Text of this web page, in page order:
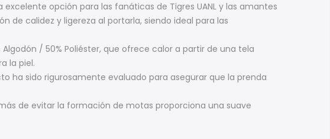
excelente opción para las fanáticas de Tigres UANL y las amantes
de calidez y ligereza al portarla, siendo ideal para las
/ 50% Poliéster, que ofrece calor a partir de una tela
la piel.
ha sido rigurosamente evaluado para asegurar que la prenda
de evitar la formación de motas proporciona una suave